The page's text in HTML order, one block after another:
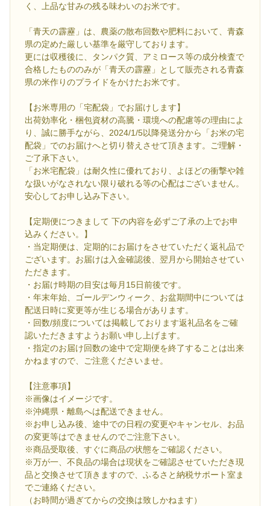
く、上品な甘みの残る味わいのお米です。
「青天の霹靂」は、農薬の散布回数や肥料において、青森
県の定めた厳しい基準を厳守しております。
更には収穫後に、タンパク質、アミロース等の成分検査で
合格したもののみが「青天の霹靂」として販売される青森
県の米作りのプライドをかけたお米です。
【お米専用の「宅配袋」でお届けします】
出荷効率化・梱包資材の高騰・環境への配慮等の理由によ
り、誠に勝手ながら、2024/1/5以降発送分から「お米の宅
配袋」でのお届けへと切り替えさせて頂きます。ご理解・
ご了承下さい。
「お米宅配袋」は耐久性に優れており、よほどの衝撃や雑
な扱いがなされない限り破れる等の心配はございません。
安心してお申し込み下さい。
【定期便につきまして 下の内容を必ずご了承の上でお申
込みください。】
・当定期便は、定期的にお届けをさせていただく返礼品で
ございます。お届けは入金確認後、翌月から開始させてい
ただきます。
・お届け時期の目安は毎月15日前後です。
・年末年始、ゴールデンウィーク、お盆期間中については
配送日時に変更等が生じる場合があります。
・回数/頻度については掲載しております返礼品名をご確
認いただきますようお願い申し上げます。
・指定のお届け回数の途中で定期便を終了することは出来
かねますので、ご注意くださいませ。
【注意事項】
※画像はイメージです。
※沖縄県・離島へは配送できません。
※お申し込み後、途中での日程の変更やキャンセル、お品
の変更等はできませんのでご注意下さい。
※商品受取後、すぐに商品の状態をご確認ください。
※万が一、不良品の場合は現状をご確認させていただき現
品と交換させて頂きますので、ふるさと納税サポート室ま
でご連絡ください。
（お時間が過ぎてからの交換は致しかねます）